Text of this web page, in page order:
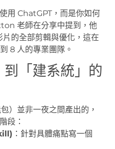
用 ChatGPT，而是你如何
老師在分享中提到，他
的全部剪輯與優化，這在
8 人的專業團隊。
到「建系統」的
）並非一夜之間產出的，
段：
：針對具體痛點寫一個